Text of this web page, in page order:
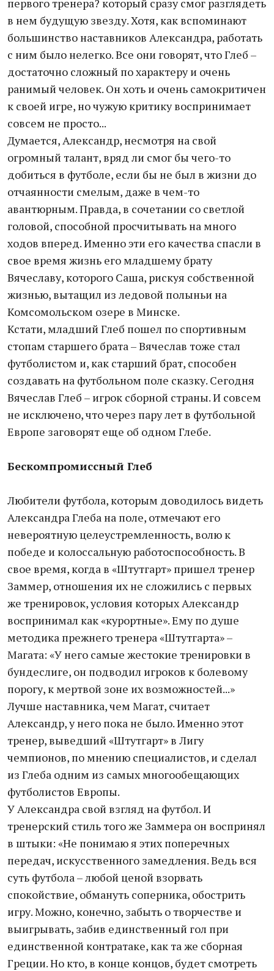
первого тренера? который сразу смог разглядеть
в нем будущую звезду. Хотя, как вспоминают
большинство наставников Александра, работать
с ним было нелегко. Все они говорят, что Глеб –
достаточно сложный по характеру и очень
ранимый человек. Он хоть и очень самокритичен
к своей игре, но чужую критику воспринимает
совсем не просто...
Думается, Александр, несмотря на свой
огромный талант, вряд ли смог бы чего-то
добиться в футболе, если бы не был в жизни до
отчаянности смелым, даже в чем-то
авантюрным. Правда, в сочетании со светлой
головой, способной просчитывать на много
ходов вперед. Именно эти его качества спасли в
свое время жизнь его младшему брату
Вячеславу, которого Саша, рискуя собственной
жизнью, вытащил из ледовой полыньи на
Комсомольском озере в Минске.
Кстати, младший Глеб пошел по спортивным
стопам старшего брата – Вячеслав тоже стал
футболистом и, как старший брат, способен
создавать на футбольном поле сказку. Сегодня
Вячеслав Глеб – игрок сборной страны. И совсем
не исключено, что через пару лет в футбольной
Европе заговорят еще об одном Глебе.
Бескомпромиссный Глеб
Любители футбола, которым доводилось видеть
Александра Глеба на поле, отмечают его
невероятную целеустремленность, волю к
победе и колоссальную работоспособность. В
свое время, когда в «Штутгарт» пришел тренер
Заммер, отношения их не сложились с первых
же тренировок, условия которых Александр
воспринимал как «курортные». Ему по душе
методика прежнего тренера «Штутгарта» –
Магата: «У него самые жестокие тренировки в
бундеслиге, он подводил игроков к болевому
порогу, к мертвой зоне их возможностей...»
Лучше наставника, чем Магат, считает
Александр, у него пока не было. Именно этот
тренер, выведший «Штутгарт» в Лигу
чемпионов, по мнению специалистов, и сделал
из Глеба одним из самых многообещающих
футболистов Европы.
У Александра свой взгляд на футбол. И
тренерский стиль того же Заммера он воспринял
в штыки: «Не понимаю я этих поперечных
передач, искусственного замедления. Ведь вся
суть футбола – любой ценой взорвать
спокойствие, обмануть соперника, обострить
игру. Можно, конечно, забыть о творчестве и
выигрывать, забив единственный гол при
единственной контратаке, как та же сборная
Греции. Но кто, в конце концов, будет смотреть